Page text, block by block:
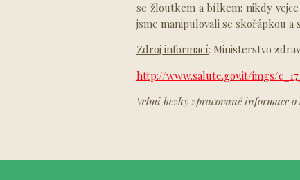
se žloutkem a bílkem: nikdy
jsme manipulovali se skořápkou
Zdroj informací: Ministerstvo
http://www.salute.gov.it/imgs/
Velmi hezky zpracované informace